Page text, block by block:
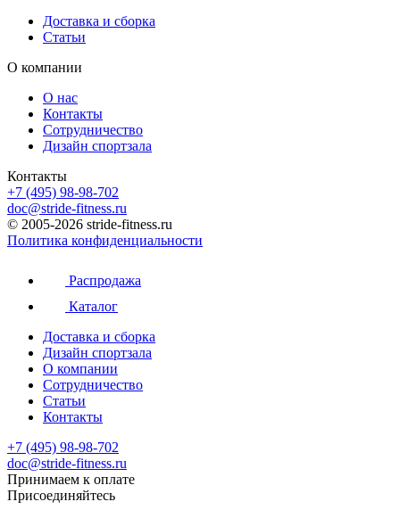
Доставка и сборка
Статьи
О компании
О нас
Контакты
Сотрудничество
Дизайн спортзала
Контакты
+7 (495) 98-98-702
doc@stride-fitness.ru
© 2005-2026 stride-fitness.ru
Политика конфиденциальности
Распродажа
Каталог
Доставка и сборка
Дизайн спортзала
О компании
Сотрудничество
Статьи
Контакты
+7 (495) 98-98-702
doc@stride-fitness.ru
Принимаем к оплате
Присоединяйтесь